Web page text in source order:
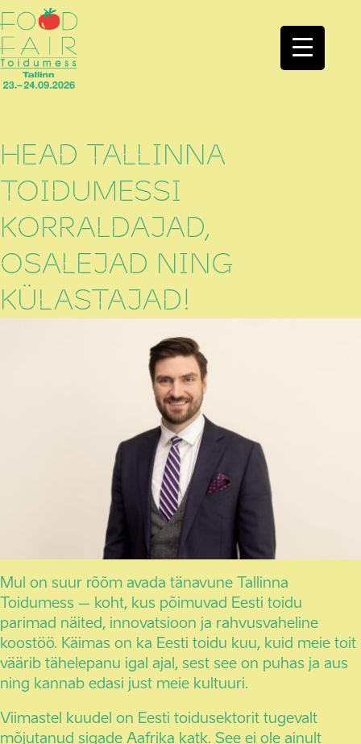
HEAD TALLINNA
TOIDUMESSI
KORRALDAJAD,
OSALEJAD NING
KÜLASTAJAD!
Mul on suur rõõm avada tänavune Tallinna
Toidumess – koht, kus põimuvad Eesti toidu
parimad näited, innovatsioon ja rahvusvaheline
koostöö. Käimas on ka Eesti toidu kuu, kuid meie toit
väärib tähelepanu igal ajal, sest see on puhas ja aus
ning kannab edasi just meie kultuuri.
Viimastel kuudel on Eesti toidusektorit tugevalt
mõjutanud sigade Aafrika katk. See ei ole ainult